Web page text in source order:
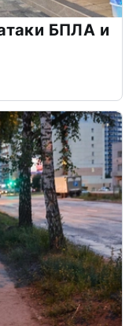
БПЛА и